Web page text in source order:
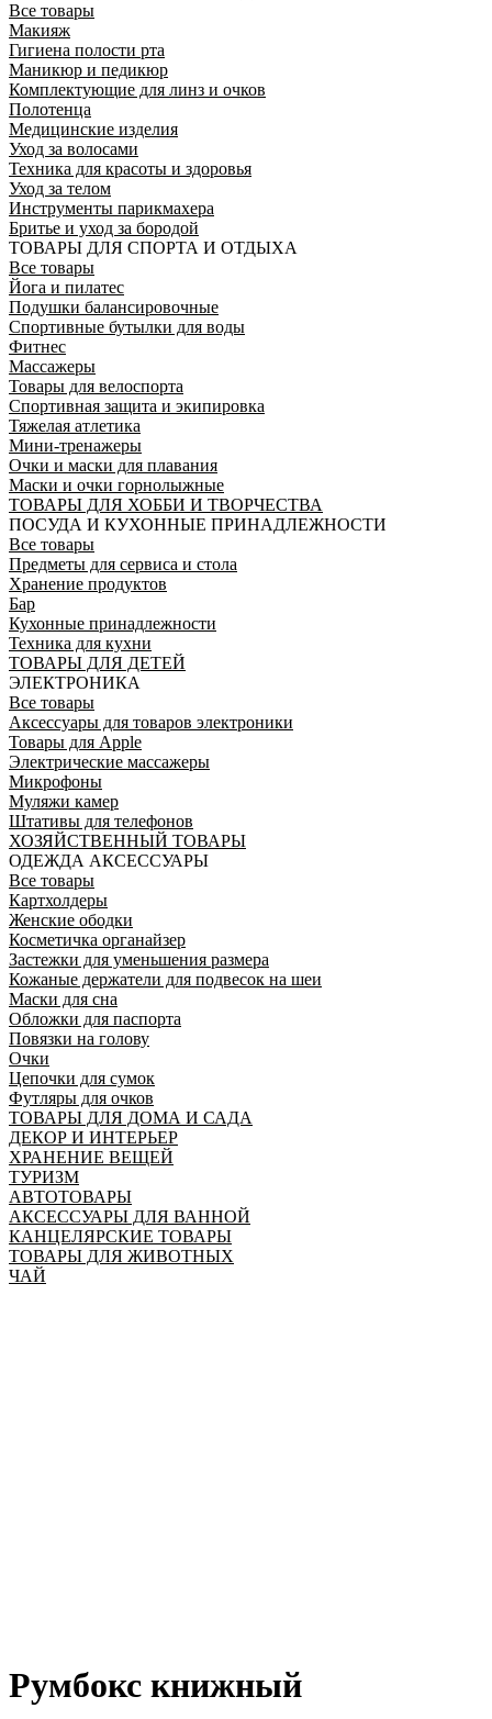
Все товары
Макияж
Гигиена полости рта
Маникюр и педикюр
Комплектующие для линз и очков
Полотенца
Медицинские изделия
Уход за волосами
Техника для красоты и здоровья
Уход за телом
Инструменты парикмахера
Бритье и уход за бородой
ТОВАРЫ ДЛЯ СПОРТА И ОТДЫХА
Все товары
Йога и пилатес
Подушки балансировочные
Спортивные бутылки для воды
Фитнес
Массажеры
Товары для велоспорта
Спортивная защита и экипировка
Тяжелая атлетика
Мини-тренажеры
Очки и маски для плавания
Маски и очки горнолыжные
ТОВАРЫ ДЛЯ ХОББИ И ТВОРЧЕСТВА
ПОСУДА И КУХОННЫЕ ПРИНАДЛЕЖНОСТИ
Все товары
Предметы для сервиса и стола
Хранение продуктов
Бар
Кухонные принадлежности
Техника для кухни
ТОВАРЫ ДЛЯ ДЕТЕЙ
ЭЛЕКТРОНИКА
Все товары
Аксессуары для товаров электроники
Товары для Apple
Электрические массажеры
Микрофоны
Муляжи камер
Штативы для телефонов
ХОЗЯЙСТВЕННЫЙ ТОВАРЫ
ОДЕЖДА АКСЕССУАРЫ
Все товары
Картхолдеры
Женские ободки
Косметичка органайзер
Застежки для уменьшения размера
Кожаные держатели для подвесок на шеи
Маски для сна
Обложки для паспорта
Повязки на голову
Очки
Цепочки для сумок
Футляры для очков
ТОВАРЫ ДЛЯ ДОМА И САДА
ДЕКОР И ИНТЕРЬЕР
ХРАНЕНИЕ ВЕЩЕЙ
ТУРИЗМ
АВТОТОВАРЫ
АКСЕССУАРЫ ДЛЯ ВАННОЙ
КАНЦЕЛЯРСКИЕ ТОВАРЫ
ТОВАРЫ ДЛЯ ЖИВОТНЫХ
ЧАЙ
Румбокс книжный